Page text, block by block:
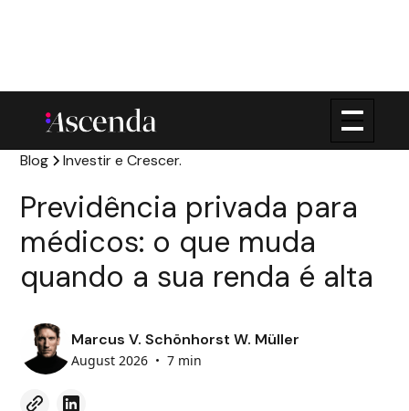
Blog Investir e Crescer.
Previdência privada para
médicos: o que muda
quando a sua renda é alta
Marcus V. Schönhorst W. Müller
August 2026 • 7 min